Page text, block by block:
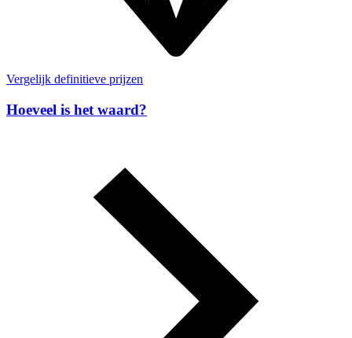
Vergelijk definitieve prijzen
Hoeveel is het waard?